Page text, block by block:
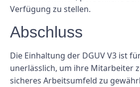
Verfügung zu stellen.
Abschluss
Die Einhaltung der DGUV V3 ist
unerlässlich, um ihre Mitarbeiter
sicheres Arbeitsumfeld zu